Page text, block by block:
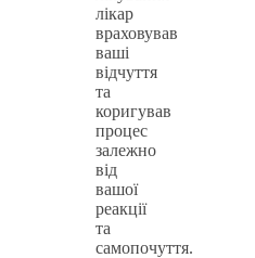
лікар
враховував
ваші
відчуття
та
коригував
процес
залежно
від
вашої
реакції
та
самопочуття.